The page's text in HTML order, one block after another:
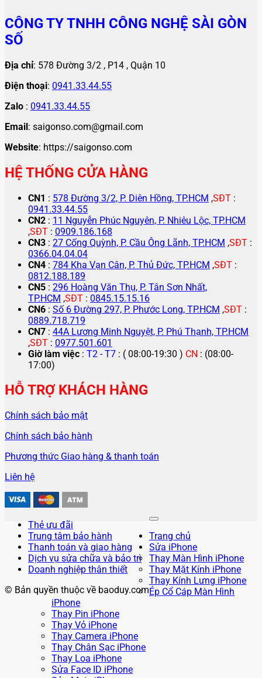
CÔNG TY TNHH CÔNG NGHỆ SÀI GÒN
SỐ
Địa chỉ: 578 Đường 3/2 , P14 , Quận 10
Điện thoại: 0941.33.44.55
Zalo : 0941.33.44.55
Email: saigonso.com@gmail.com
Website: https://saigonso.com
HỆ THỐNG CỬA HÀNG
CN1 : 578 Đường 3/2, P. Diên Hồng, TP.HCM ,SĐT :
0941.33.44.55
CN2 : 11 Nguyễn Phúc Nguyên, P. Nhiêu Lộc, TP.HCM
,SĐT : 0909.186.168
CN3 : 27 Cống Quỳnh, P. Cầu Ông Lãnh, TP.HCM ,SĐT :
0366.04.04.04
CN4 : 784 Kha Vạn Cân, P. Thủ Đức, TP.HCM ,SĐT :
0812.188.189
CN5 : 296 Hoàng Văn Thụ, P. Tân Sơn Nhất,
TP.HCM ,SĐT : 0845.15.15.16
CN6 : Số 6 Đường 297, P. Phước Long, TP.HCM ,SĐT :
0889.718.719
CN7 : 44A Lương Minh Nguyệt, P. Phú Thạnh, TP.HCM
,SĐT : 0977.501.601
Giờ làm việc : T2 - T7 : ( 08:00-19:30 ) CN : (08:00-
17:00)
HỖ TRỢ KHÁCH HÀNG
Chính sách bảo mật
Chính sách bảo hành
Phương thức Giao hàng & thanh toán
Liên hệ
Thẻ ưu đãi
Trung tâm bảo hành
Thanh toán và giao hàng
Dịch vụ sửa chữa và bảo trì
Doanh nghiệp thân thiết
© Bản quyền thuộc về baoduy.com
Trang chủ
Sửa iPhone
Thay Màn Hình iPhone
Thay Mặt Kính iPhone
Thay Kính Lưng iPhone
Ép Cổ Cáp Màn Hình
iPhone
Thay Pin iPhone
Thay Vỏ iPhone
Thay Camera iPhone
Thay Chân Sạc iPhone
Thay Loa iPhone
Sửa Face ID iPhone